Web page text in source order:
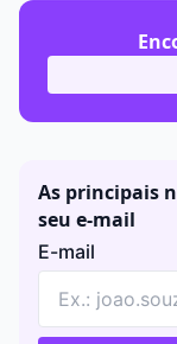
As principais
seu e-mail
E-mail